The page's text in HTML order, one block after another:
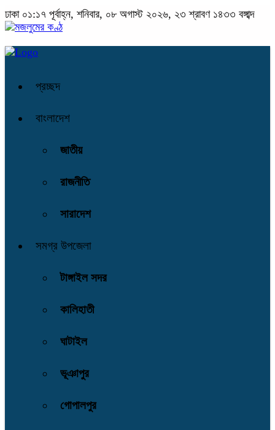
ঢাকা ০১:১৭ পূর্বাহ্ন, শনিবার, ০৮ অগাস্ট ২০২৬, ২৩ শ্রাবণ ১৪৩৩ বঙ্গাব্দ
প্রচ্ছদ
বাংলাদেশ
জাতীয়
রাজনীতি
সারাদেশ
সমগ্র উপজেলা
টাঙ্গাইল সদর
কালিহাতী
ঘাটাইল
ভূঞাপুর
গোপালপুর